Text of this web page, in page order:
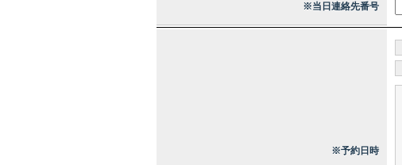
※当日連絡先番号
※予約日時